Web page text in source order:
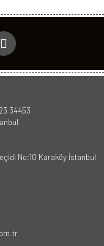
34453
No:10 Karaköy İstanbul